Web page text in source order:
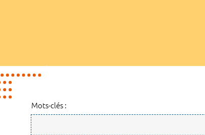
Mots-clés :